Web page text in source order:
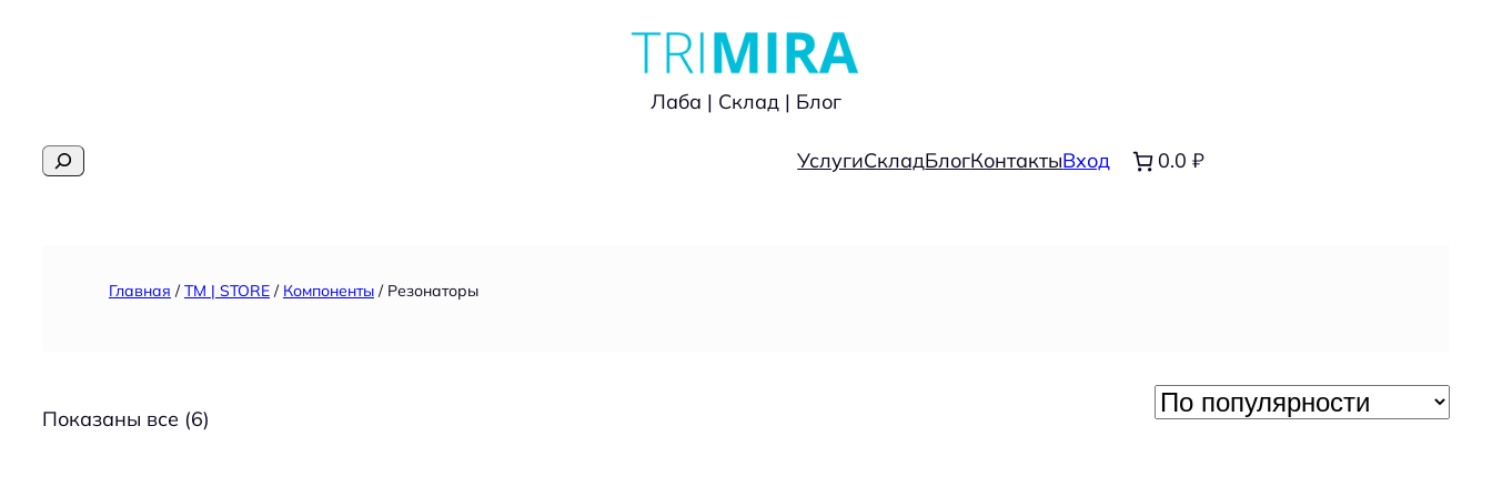
Лаба | Склад | Блог
Поиск УслугиСкладБлогКонтактыВход 0.0 ₽
Главная /TM | STORE/ Компоненты/ Резонаторы
Показаны все (6)